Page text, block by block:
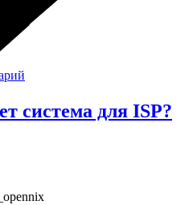
система для ISP?